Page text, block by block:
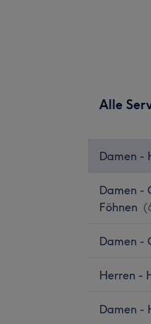
Alle
Damen -
Damen -
Föhnen (
Damen -
Herren -
Damen -